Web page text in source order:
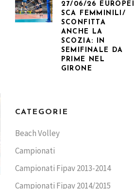
27/06/26 EUROPEI
SCA FEMMINILI/
SCONFITTA
ANCHE LA
SCOZIA: IN
SEMIFINALE DA
PRIME NEL
GIRONE
CATEGORIE
Beach Volley
Campionati
Campionati Fipav 2013-2014
Campionati Fipav 2014/2015